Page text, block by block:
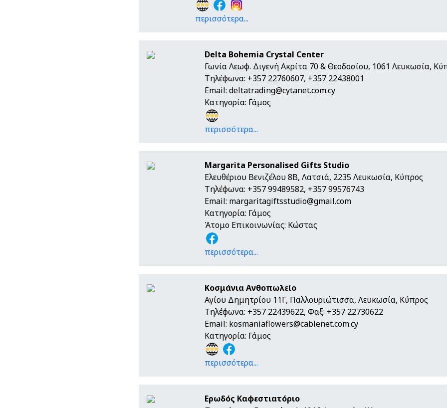
περισσότερα...
Delta Bohemia Crystal Center
Γωνία Λεωφ. Διγενή Ακρίτα 70 & Θεοδοσίου, 1061 Λευκωσία,
Τηλέφωνα: +357 22760607, +357 22438001
Email: deltatrading@cytanet.com.cy
Κατηγορία: Γάμος
περισσότερα...
Margarita Personalised Gifts Studio
Ελευθέριου Βενιζέλου 8Β, Λατσιά, 2235 Λευκωσία, Κύπρος
Τηλέφωνα: +357 99489582, +357 99576743
Email: margaritagiftsstudio@gmail.com
Κατηγορία: Γάμος
Άτομο Επικοινωνίας: Κώστας
περισσότερα...
Κοσμάνια Ανθοπωλείο
Αγίου Δημητρίου 11Γ, Παλλουριώτισσα, Λευκωσία, Κύπρος
Τηλέφωνα: +357 22439622, Φαξ: +357 22730622
Email: kosmaniaflowers@cablenet.com.cy
Κατηγορία: Γάμος
περισσότερα...
Ερωδός Καφεστιατόριο